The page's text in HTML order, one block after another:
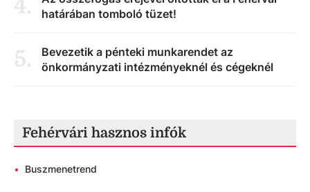
4.
határában tomboló tüzet!
5.
Bevezetik a pénteki munkarendet az
önkormányzati intézményeknél és cégeknél
Fehérvári hasznos infók
• Buszmenetrend